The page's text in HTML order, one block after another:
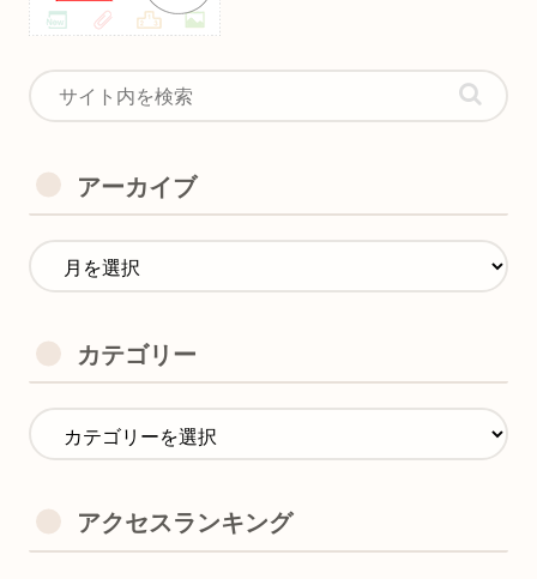
アーカイブ
カテゴリー
アクセスランキング